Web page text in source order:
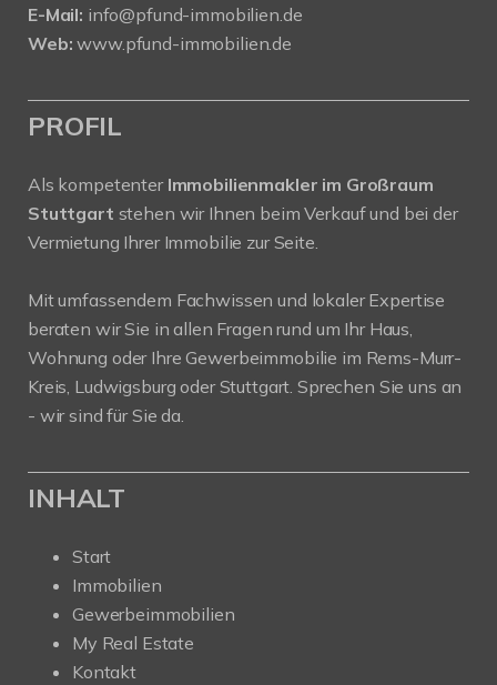
E-Mail: info@pfund-immobilien.de
Web: www.pfund-immobilien.de
PROFIL
Als kompetenter Immobilienmakler im Großraum
Stuttgart stehen wir Ihnen beim Verkauf und bei der
Vermietung Ihrer Immobilie zur Seite.
Mit umfassendem Fachwissen und lokaler Expertise
beraten wir Sie in allen Fragen rund um Ihr Haus,
Wohnung oder Ihre Gewerbeimmobilie im Rems-Murr-
Kreis, Ludwigsburg oder Stuttgart. Sprechen Sie uns an
- wir sind für Sie da.
INHALT
Start
Immobilien
Gewerbeimmobilien
My Real Estate
Kontakt